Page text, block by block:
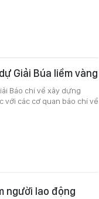
Giải Búa liềm vàng
Báo chí về xây dựng
với các cơ quan báo chí về
người lao động